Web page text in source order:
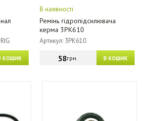
КОШИК
В наявності
Ремінь гідропідсилювача
керма 3PK610
Артикул: 3PK610
В КОШИК
58грн.